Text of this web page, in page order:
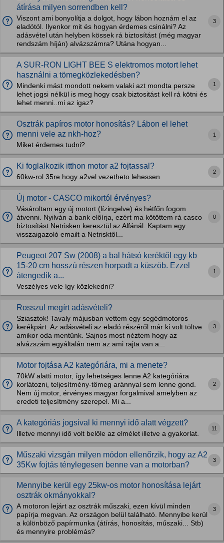
átírása milyen sorrendben kell?
Viszont ami bonyolítja a dolgot, hogy lábon hoznám el az
eladótól. Ilyenkor mit és hogyan érdemes csinálni? Az
adásvétel után helyben kössek rá biztosítást (még magyar
rendszám híján) alvázszámra? Utána hogyan...
3
A SUR-RON LIGHT BEE S elektromos motort lehet
használni a tömegközlekedésben?
Mindenki mást mondott nekem valaki azt mondta persze
lehet jogsi nélkül is meg hogy csak biztositást kell rá kötni és
lehet menni..mi az igaz?
1
Osztrák papíros motor honosítás? Lábon el lehet
menni vele az nkh-hoz?
Miket érdemes tudni?
1
Ki foglalkozik itthon motor a2 fojtassal?
60kw-rol 35re hogy a2vel vezetheto lehessen
2
Új motor - CASCO mikortól érvényes?
Vásároltam egy új motort (lízingelve) és hétfőn fogom
átvenni. Nyilván a bank előírja, ezért ma kötöttem rá casco
biztosítást Netrisken keresztül az Alfánál. Kaptam egy
visszaigazoló emailt a Netrisktől...
0
Peugeot 207 Sw (2008) a bal hátsó keréktől egy kb
15-20 cm hosszú részen horpadt a küszöb. Ezzel
átengedik a...
Veszélyes vele így közlekedni?
1
Rosszul megírt adásvételi?
Sziasztok! Tavaly májusban vettem egy segédmotoros
kerékpárt. Az adásvételi az eladó részéről már ki volt töltve
amikor oda mentünk. Sajnos most néztem hogy az
alvázszám egyáltalán nem az ami rajta van a...
3
Motor fojtása A2 kategóriára, mi a menete?
70kW alatti motor, így lehetséges lenne A2 kategóriára
korlátozni, teljesítmény-tömeg aránnyal sem lenne gond.
Nem új motor, érvényes magyar forgalmival amelyben az
eredeti teljesítmény szerepel. Mi a...
2
A kategóriás jogsival ki mennyi idő alatt végzett?
Illetve mennyi idő volt belőle az elmélet illetve a gyakorlat.
11
Műszaki vizsgán milyen módon ellenőrzik, hogy az A2
35Kw fojtás ténylegesen benne van a motorban?
3
Mennyibe kerül egy 25kw-os motor honosítása lejárt
osztrák okmányokkal?
A motoron lejárt az osztrák műszaki, ezen kívül minden
papírja megvan. Az országon belül található. Mennyibe kerül
a különböző papírmunka (átírás, honosítás, műszaki... Stb)
és mennyire problémás?
3